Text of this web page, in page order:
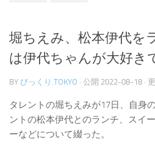
堀ちえみ、松本伊代を
は伊代ちゃんが大好き
BY びっくり.TOKYO · 公開 2022-08-18 ·
タレントの堀ちえみが17日、自身
ントの松本伊代とのランチ、スイ
ーなどについて綴った。